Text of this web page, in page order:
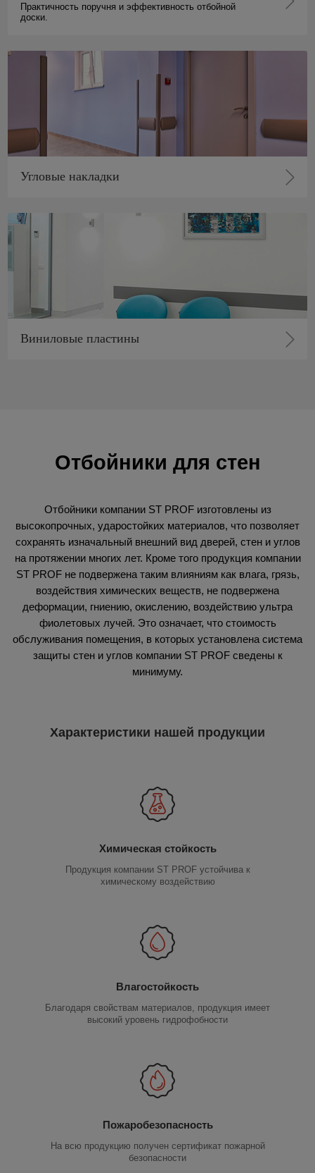
Практичность поручня и эффективность отбойной
доски.
Угловые накладки
Виниловые пластины
Отбойники для стен
Отбойники компании ST PROF изготовлены из
высокопрочных, ударостойких материалов, что позволяет
сохранять изначальный внешний вид дверей, стен и углов
на протяжении многих лет. Кроме того продукция компании
ST PROF не подвержена таким влияниям как влага, грязь,
воздействия химических веществ, не подвержена
деформации, гниению, окислению, воздействию ультра
фиолетовых лучей. Это означает, что стоимость
обслуживания помещения, в которых установлена система
защиты стен и углов компании ST PROF сведены к
минимуму.
Характеристики нашей продукции
Химическая стойкость
Продукция компании ST PROF устойчива к
химическому воздействию
Влагостойкость
Благодаря свойствам материалов, продукция имеет
высокий уровень гидрофобности
Пожаробезопасность
На всю продукцию получен сертификат пожарной
безопасности